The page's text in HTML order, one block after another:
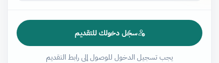
سجّل دخولك للتقديم
يجب تسجيل الدخول للوصول إلى رابط التقديم